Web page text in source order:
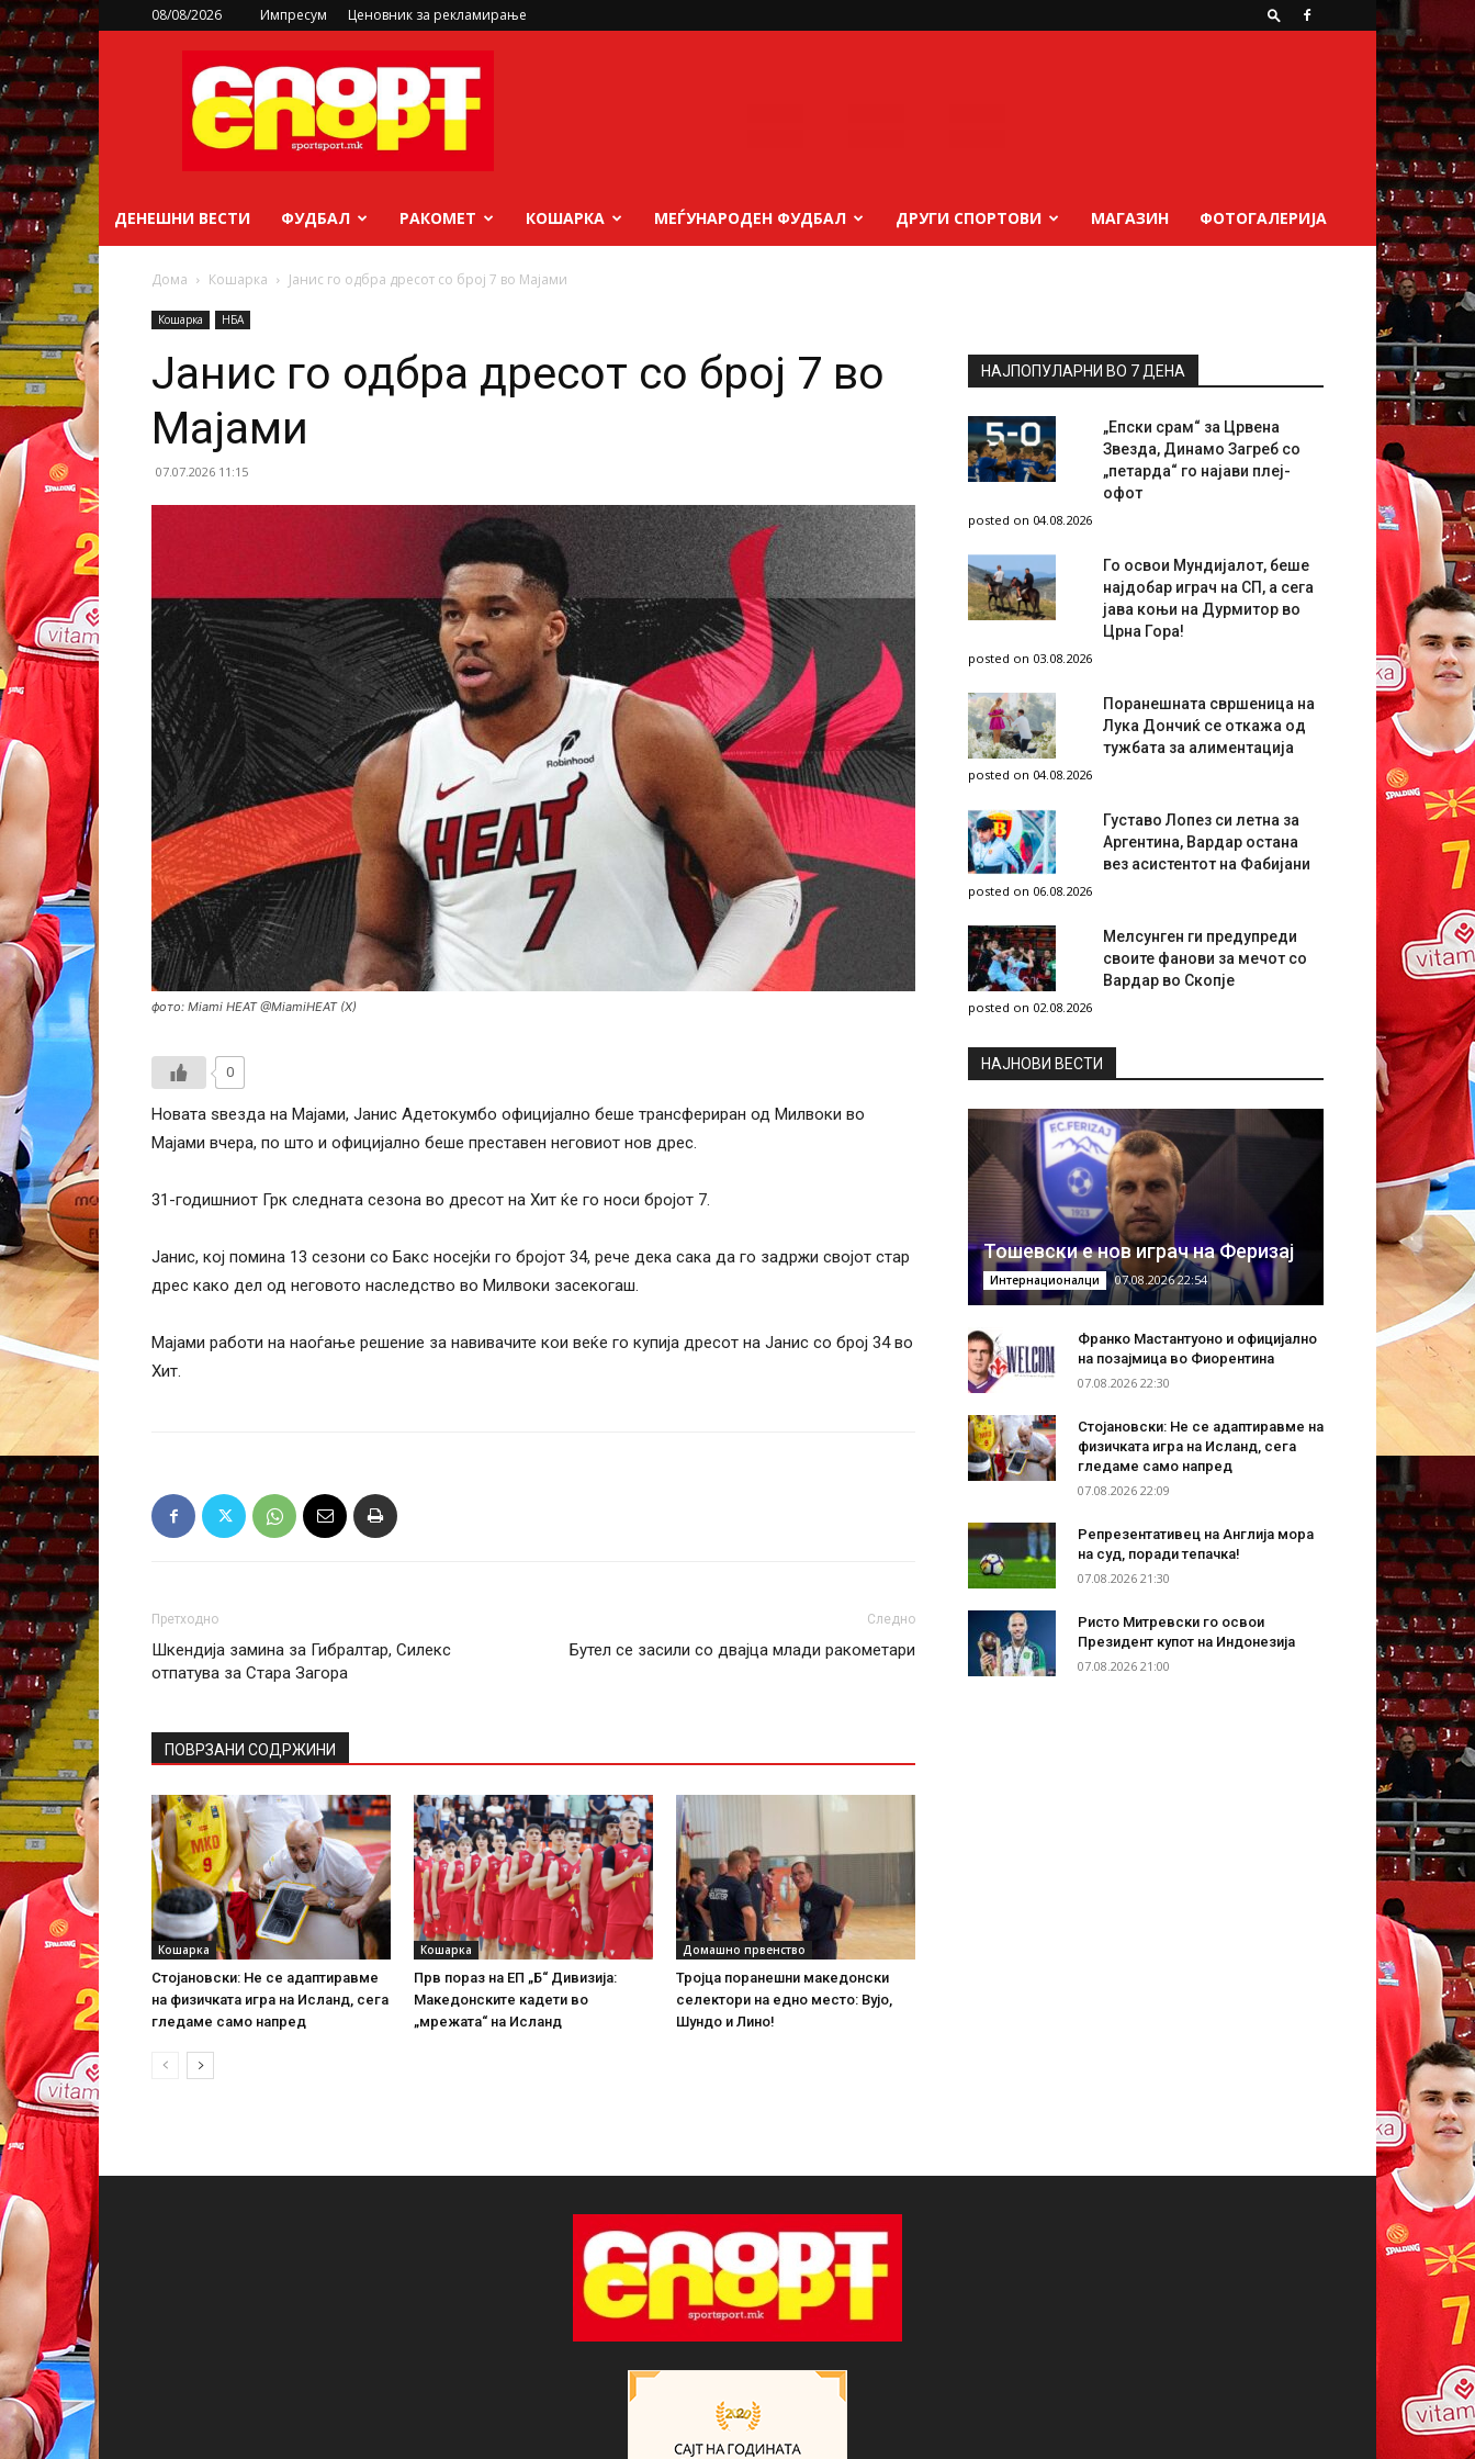
08/08/2026 Импресум Ценовник за рекламирање
sportsport.mk
ДЕНЕШНИ ВЕСТИ ФУДБАЛ РАКОМЕТ КОШАРКА МЕЃУНАРОДЕН ФУДБАЛ ДРУГИ СПОРТОВИ МАГАЗИН ФОТОГАЛЕРИЈА
Дома Кошарка Јанис го одбра дресот со број 7 во Мајами
Кошарка НБА
Јанис го одбра дресот со број 7 во
Мајами
07.07.2026 11:15
фото: Miami HEAT @MiamiHEAT (X)
0
Новата ѕвезда на Мајами, Јанис Адетокумбо официјално беше трансфериран од Милвоки во
Мајами вчера, по што и официјално беше преставен неговиот нов дрес.
31-годишниот Грк следната сезона во дресот на Хит ќе го носи бројот 7.
Јанис, кој помина 13 сезони со Бакс носејќи го бројот 34, рече дека сака да го задржи својот стар
дрес како дел од неговото наследство во Милвоки засекогаш.
Мајами работи на наоѓање решение за навивачите кои веќе го купија дресот на Јанис со број 34 во
Хит.
Претходно
Шкендија замина за Гибралтар, Силекс
отпатува за Стара Загора
Следно
Бутел се засили со двајца млади ракометари
ПОВРЗАНИ СОДРЖИНИ
Кошарка
Стојановски: Не се адаптиравме
на физичката игра на Исланд, сега
гледаме само напред
Кошарка
Прв пораз на ЕП „Б“ Дивизија:
Македонските кадети во
„мрежата“ на Исланд
Домашно првенство
Тројца поранешни македонски
селектори на едно место: Вујо,
Шундо и Лино!
НАЈПОПУЛАРНИ ВО 7 ДЕНА
„Епски срам“ за Црвена
Звезда, Динамо Загреб со
„петарда“ го најави плеј-
офот
posted on 04.08.2026
Го освои Мундијалот, беше
најдобар играч на СП, а сега
јава коњи на Дурмитор во
Црна Гора!
posted on 03.08.2026
Поранешната свршеница на
Лука Дончиќ се откажа од
тужбата за алиментација
posted on 04.08.2026
Густаво Лопез си летна за
Аргентина, Вардар остана
вез асистентот на Фабијани
posted on 06.08.2026
Мелсунген ги предупреди
своите фанови за мечот со
Вардар во Скопје
posted on 02.08.2026
НAЈНОВИ ВЕСТИ
Тошевски е нов играч на Феризај
Интернационалци 07.08.2026 22:54
Франко Мастантуоно и официјално
на позајмица во Фиорентина
07.08.2026 22:30
Стојановски: Не се адаптиравме на
физичката игра на Исланд, сега
гледаме само напред
07.08.2026 22:09
Репрезентативец на Англија мора
на суд, поради тепачка!
07.08.2026 21:30
Ристо Митревски го освои
Президент купот на Индонезија
07.08.2026 21:00